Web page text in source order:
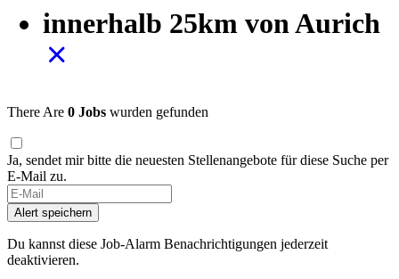
innerhalb 25km von Aurich
There Are 0 Jobs wurden gefunden
Ja, sendet mir bitte die neuesten Stellenangebote für diese Suche per
E-Mail zu.
If
you
are
a
human,
Alert speichern
Du kannst diese Job-Alarm Benachrichtigungen jederzeit
deaktivieren.